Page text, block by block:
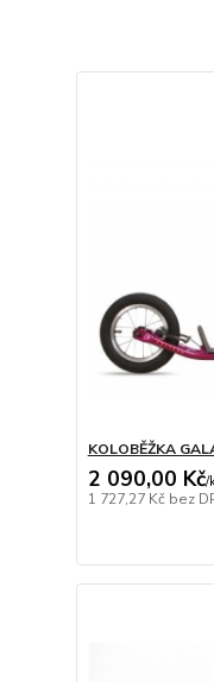
KOLOBĚŽKA
2 090,00 Kč/
1 727,27 Kč bez